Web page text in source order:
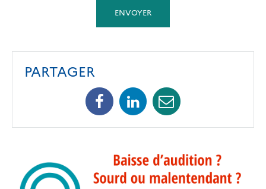
PARTAGER
FacebookLinkedinMail